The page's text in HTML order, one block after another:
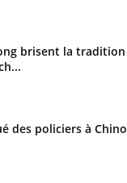
brisent la tradition
des policiers à Chino